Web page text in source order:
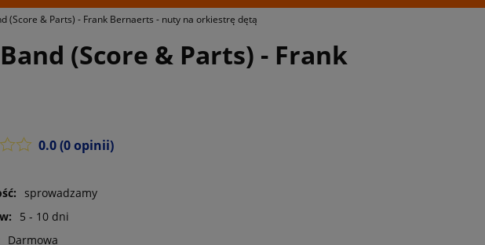
(Score & Parts) - Frank Bernaerts - nuty na orkiestrę dętą
(Score & Parts) - Frank
0.0(0 opinii)
sprowadzamy
5 - 10 dni
Darmowa